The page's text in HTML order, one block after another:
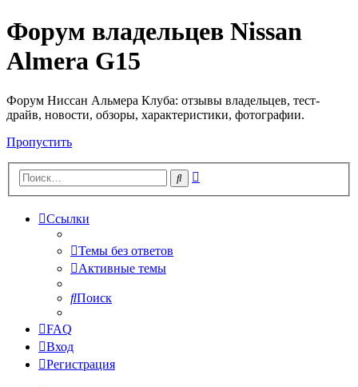
Форум владельцев Nissan
Almera G15
Форум Ниссан Альмера Клуба: отзывы владельцев, тест-
драйв, новости, обзоры, характеристики, фотографии.
Пропустить
Поиск
Ссылки
Темы без ответов
Активные темы
Поиск
FAQ
Вход
Регистрация